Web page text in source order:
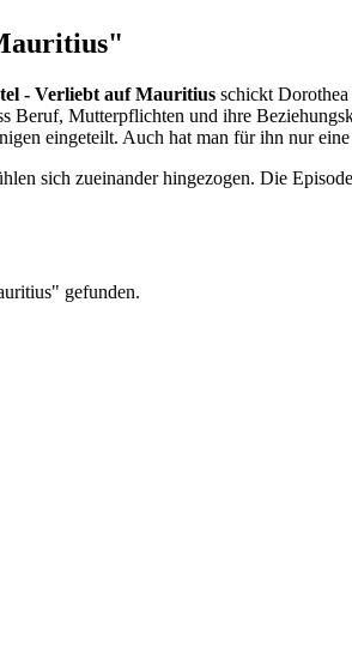
- Verliebt auf Mauritius schickt
Mutterpflichten und ihre
eingeteilt. Auch hat man für ihn nur
sich zueinander hingezogen. Die
gefunden.